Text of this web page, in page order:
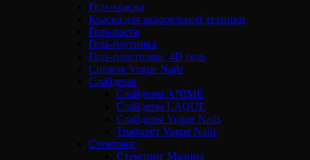
Гель-краска
Краска для акварельной техники
Гель-паста
Гель-паутинка
Гель-пластилин, 4D гель
Снежок Vogue Nails
Слайдеры
Слайдеры ANIME
Слайдеры LAQUE
Слайдеры Vogue Nails
Трафарет Vogue Nails
Стемпинг
Стемпинг Малина